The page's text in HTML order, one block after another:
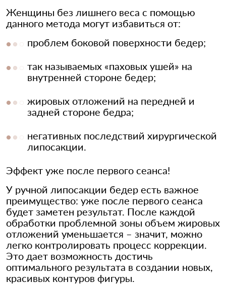
Женщины без лишнего веса с помощью
данного метода могут избавиться от:
проблем боковой поверхности бедер;
так называемых «паховых ушей» на
внутренней стороне бедер;
жировых отложений на передней и
задней стороне бедра;
негативных последствий хирургической
липосакции.
Эффект уже после первого сеанса!
У ручной липосакции бедер есть важное
преимущество: уже после первого сеанса
будет заметен результат. После каждой
обработки проблемной зоны объем жировых
отложений уменьшается – значит, можно
легко контролировать процесс коррекции.
Это дает возможность достичь
оптимального результата в создании новых,
красивых контуров фигуры.